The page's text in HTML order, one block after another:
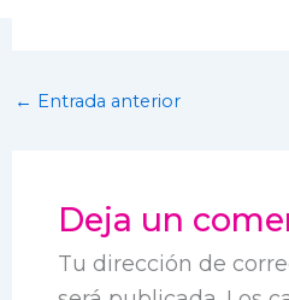
← Entrada anterior
Deja un
Tu dirección de